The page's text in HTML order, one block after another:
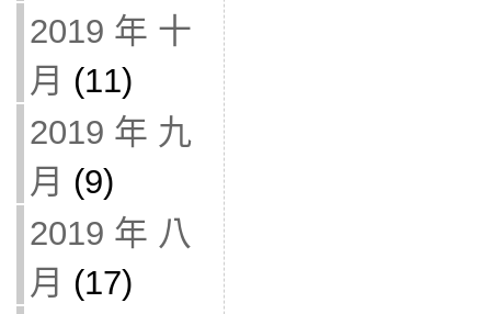
2019 年 十
月 (11)
2019 年 九
月 (9)
2019 年 八
月 (17)